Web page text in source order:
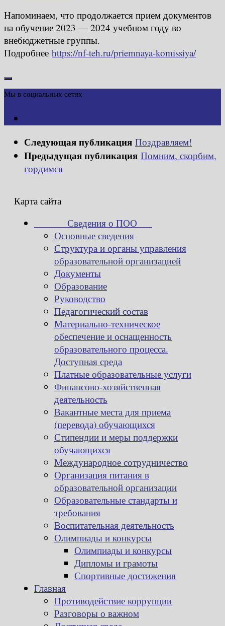
Напоминаем, что продолжается прием документов
на обучение 2023 — 2024 учебном году во
внебюджетные группы.
Подробнее https://nf-teh.ru/priemnaya-komissiya/
Мы в социальных сетях
Следующая публикация Поздравляем!
Предыдущая публикация Помним, скорбим,
гордимся
Карта сайта
Сведения о ПОО
Основные сведения
Структура и органы управления
образовательной организацией
Документы
Образование
Руководство
Педагогический состав
Материально-техническое
обеспечение и оснащенность
образовательного процесса.
Доступная среда
Платные образовательные услуги
Финансово-хозяйственная
деятельность
Вакантные места для приема
(перевода) обучающихся
Стипендии и меры поддержки
обучающихся
Международное сотрудничество
Организация питания в
образовательной организации
Образовательные стандарты и
требования
Воспитательная деятельность
Олимпиады и конкурсы
Олимпиады и конкурсы
Дипломы и грамоты
Спортивные достижения
Главная
Противодействие коррупции
Разговоры о важном